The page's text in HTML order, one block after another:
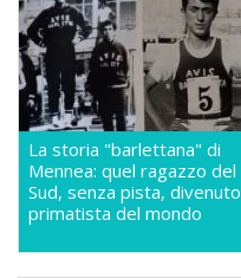
La storia "barlettana" di
Mennea: quel ragazzo del
Sud, senza pista, divenuto
primatista del mondo